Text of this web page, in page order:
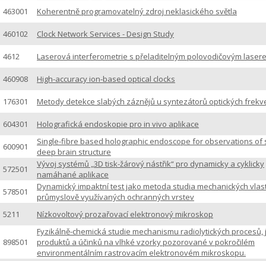
463001
Koherentně programovatelný zdroj neklasického světla
460102 Clock Network Services - Design Study
4612 Laserová interferometrie s přeladitelným polovodičovým
460908 High-accuracy ion-based optical clocks
176301 Metody detekce slabých záznějů u syntezátorů optických
604301 Holografická endoskopie pro in vivo aplikace
600901
Single-fibre based holographic endoscope for observations of
deep brain structure
572501
Vývoj systémů „3D tisk-žárový nástřik“ pro dynamicky a cyklicky
namáhané aplikace
578501
Dynamický impaktní test jako metoda studia mechanických
průmyslově využívaných ochranných vrstev
5211
Nízkovoltový prozařovací elektronový mikroskop
898501
Fyzikálně-chemická studie mechanismu radiolytických procesů,
produktů a účinků na vlhké vzorky pozorované v pokročilém
environmentálním rastrovacím elektronovém mikroskopu.